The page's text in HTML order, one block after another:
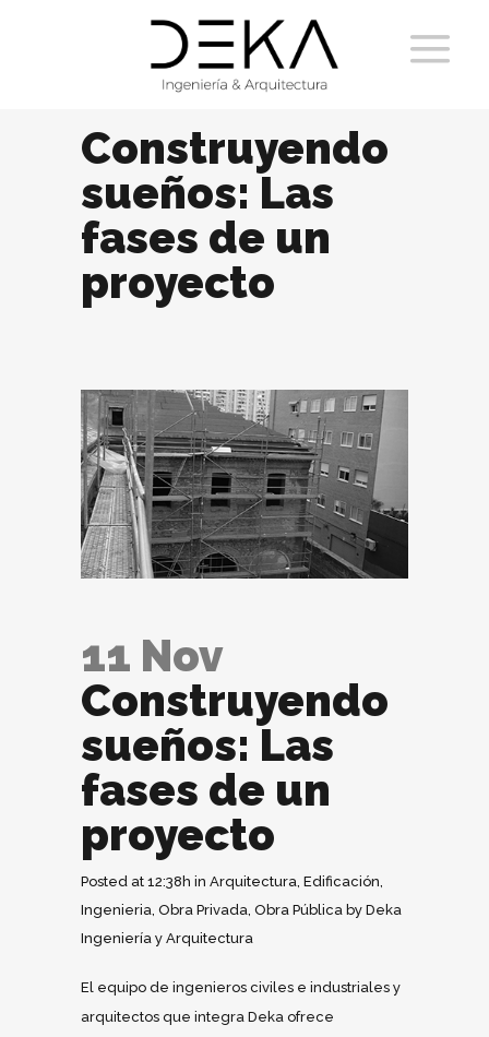
Construyendo
sueños: Las
fases de un
proyecto
11 Nov
Construyendo
sueños: Las
fases de un
proyecto
Posted at 12:38h in Arquitectura, Edificación,
Ingenieria, Obra Privada, Obra Pública by Deka
Ingeniería y Arquitectura
El equipo de ingenieros civiles e industriales y
arquitectos que integra Deka ofrece